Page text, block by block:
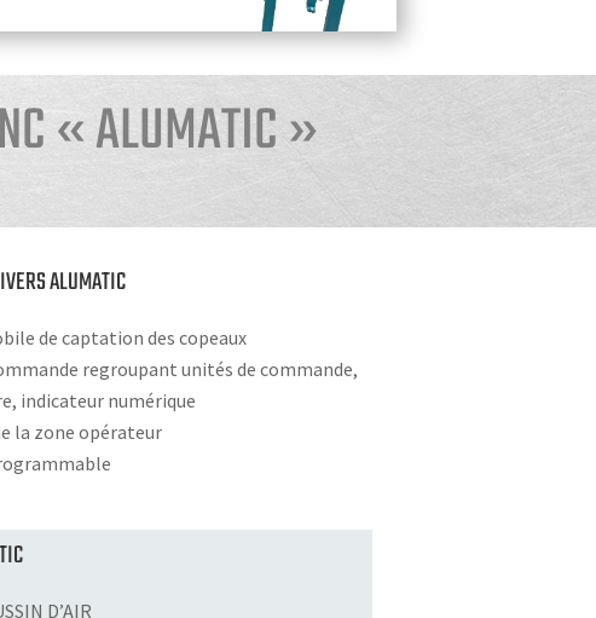
« ALUMATIC »
ALUMATIC
de captation des copeaux
regroupant unités de commande,
indicateur numérique
la zone opérateur
D’AIR